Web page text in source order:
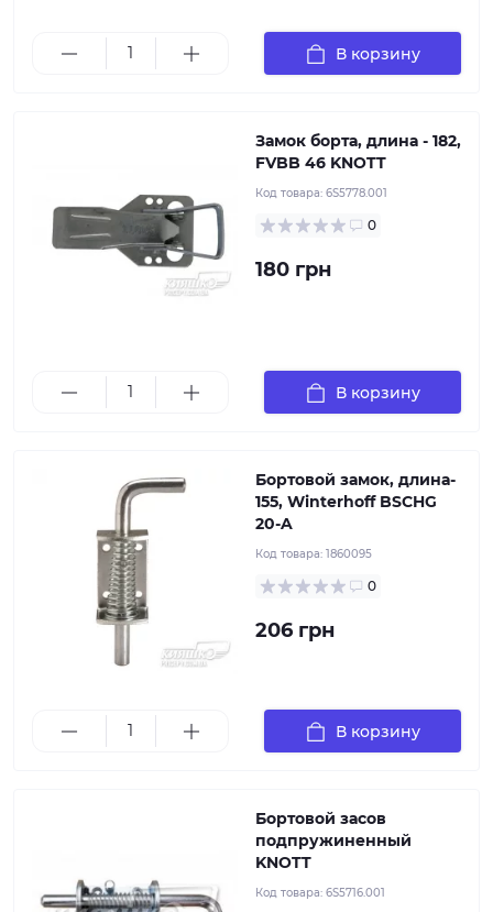
В корзину
Замок борта, длина - 182,
FVBB 46 KNOTT
Код товара: 6S5778.001
0
180 грн
В корзину
Бортовой замок, длина-
155, Winterhoff BSCHG
20-A
Код товара: 1860095
0
206 грн
В корзину
Бортовой засов
подпружиненный
KNOTT
Код товара: 6S5716.001